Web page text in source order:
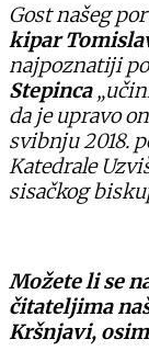
Gost našeg
kipar
najpoznatiji
Stepinca
da je upravo on
svibnju 2018.
Katedrale
sisačkog
Možete li se
čitateljima
Kršnjavi,